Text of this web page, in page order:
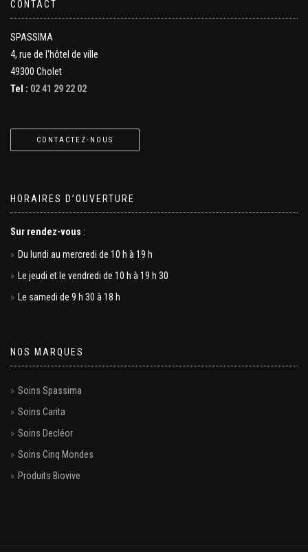
CONTACT
SPASSIMA
4, rue de l'hôtel de ville
49300 Cholet
Tel : 02 41 29 22 02
CONTACTEZ-NOUS
HORAIRES D’OUVERTURE
Sur rendez-vous :
Du lundi au mercredi de 10 h à 19 h
Le jeudi et le vendredi de 10 h à 19 h 30
Le samedi de 9 h 30 à 18 h
NOS MARQUES
Soins Spassima
Soins Carita
Soins Decléor
Soins Cinq Mondes
Produits Biovive